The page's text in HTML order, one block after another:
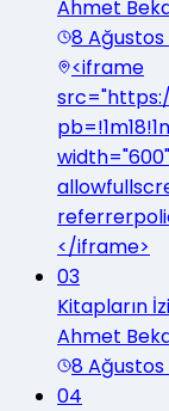
Ahmet
8 Ağustos
<iframe
</iframe>
03
Kitapların
Ahmet
8 Ağustos
04